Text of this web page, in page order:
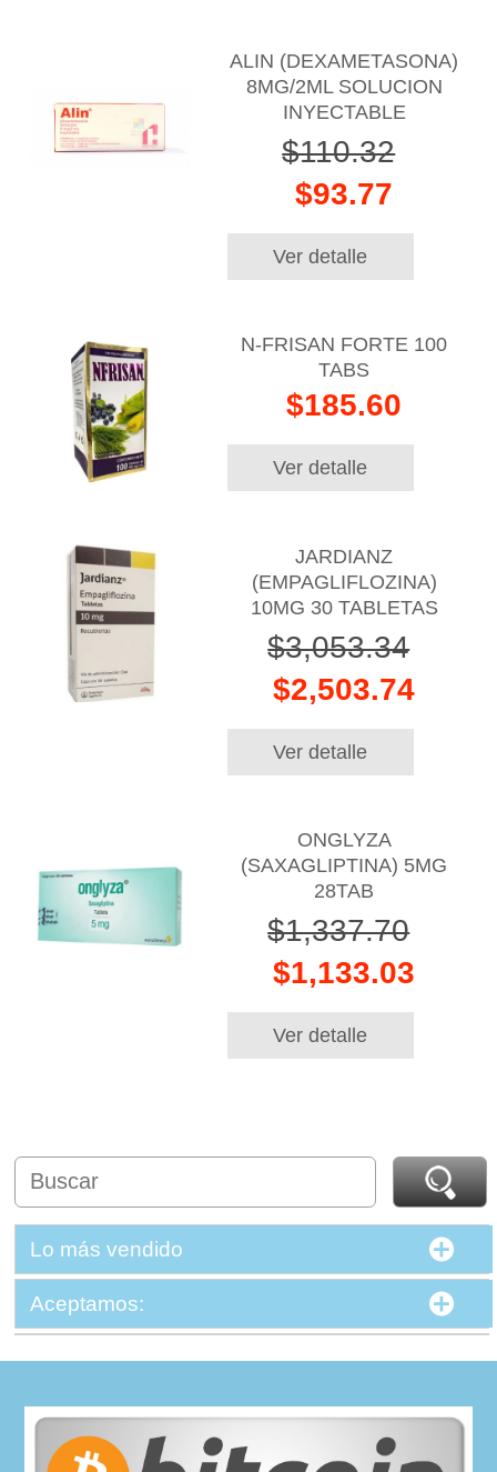
ALIN (DEXAMETASONA)
8MG/2ML SOLUCION
INYECTABLE
$110.32
$93.77
Ver detalle
N-FRISAN FORTE 100
TABS
$185.60
Ver detalle
JARDIANZ
(EMPAGLIFLOZINA)
10MG 30 TABLETAS
$3,053.34
$2,503.74
Ver detalle
ONGLYZA
(SAXAGLIPTINA) 5MG
28TAB
$1,337.70
$1,133.03
Ver detalle
Lo más vendido
Aceptamos: